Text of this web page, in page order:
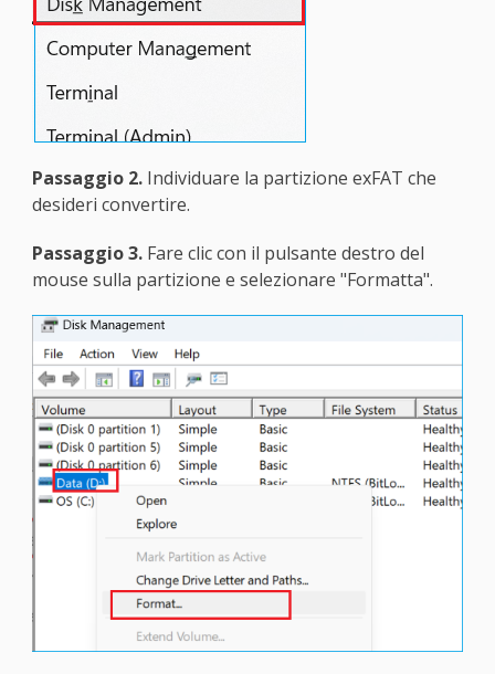
Passaggio 2.Individuare la partizione exFAT che
desideri convertire.
Passaggio 3.Fare clic con il pulsante destro del
mouse sulla partizione e selezionare "Formatta".